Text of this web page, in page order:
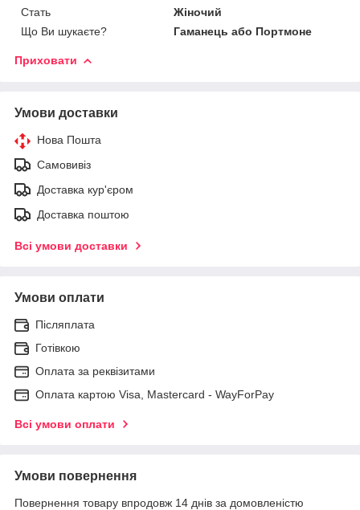
Стать
Жіночий
Що Ви шукаєте?
Гаманець або Портмоне
Приховати
Умови доставки
Нова Пошта
Самовивіз
Доставка кур'єром
Доставка поштою
Всі умови доставки
Умови оплати
Післяплата
Готівкою
Оплата за реквізитами
Оплата картою Visa, Mastercard - WayForPay
Всі умови оплати
Умови повернення
Повернення товару впродовж 14 днів за домовленістю